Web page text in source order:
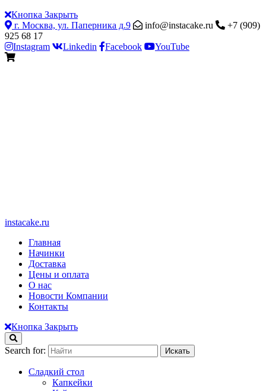
Кнопка Закрыть
г. Москва, ул. Паперника д.9
info@instacake.ru
+7 (909)
925 68 17
Instagram
Linkedin Facebook YouTube
instacake.ru
Главная
Начинки
Доставка
Цены и оплата
О нас
Новости Компании
Контакты
Кнопка Закрыть
Search for:
Сладкий стол
Капкейки